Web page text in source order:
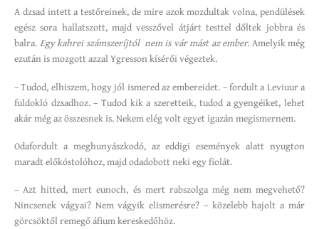
A dzsad intett a testőreinek, de mire azok mozdultak volna, pendülések
egész sora hallatszott, majd vesszővel átjárt testtel dőltek jobbra és
balra. Egy kahrei számszeríjtól nem is vár mást az ember. Amelyik még
ezután is mozgott azzal Ygresson kísérői végeztek.
– Tudod, elhiszem, hogy jól ismered az embereidet. – fordult a Leviuur a
fuldokló dzsadhoz. – Tudod kik a szeretteik, tudod a gyengéiket, lehet
akár még az összesnek is. Nekem elég volt egyet igazán megismernem.
Odafordult a meghunyászkodó, az eddigi események alatt nyugton
maradt előkóstolóhoz, majd odadobott neki egy fiolát.
– Azt hitted, mert eunoch, és mert rabszolga még nem megvehető?
Nincsenek vágyai? Nem vágyik elismerésre? – közelebb hajolt a már
görcsöktől remegő áfium kereskedőhöz.